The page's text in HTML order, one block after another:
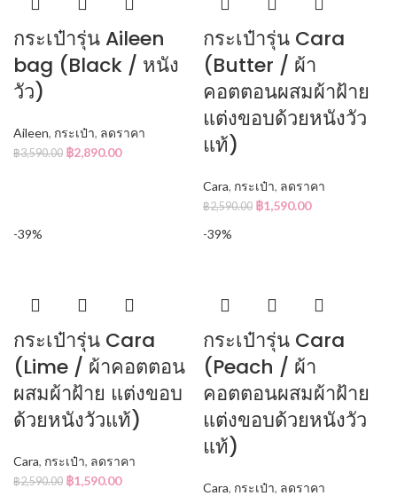
กระเป๋ารุ่น Aileen
bag (Black / หนัง
วัว)
Aileen, กระเป๋า, ลดราคา
฿3,590.00 ฿2,890.00
กระเป๋ารุ่น Cara
(Butter / ผ้า
คอตตอนผสมผ้าฝ้าย
แต่งขอบด้วยหนังวัว
แท้)
Cara, กระเป๋า, ลดราคา
฿2,590.00 ฿1,590.00
-39%
กระเป๋ารุ่น Cara
(Lime / ผ้าคอตตอน
ผสมผ้าฝ้าย แต่งขอบ
ด้วยหนังวัวแท้)
Cara, กระเป๋า, ลดราคา
฿2,590.00 ฿1,590.00
-39%
กระเป๋ารุ่น Cara
(Peach / ผ้า
คอตตอนผสมผ้าฝ้าย
แต่งขอบด้วยหนังวัว
แท้)
Cara, กระเป๋า, ลดราคา